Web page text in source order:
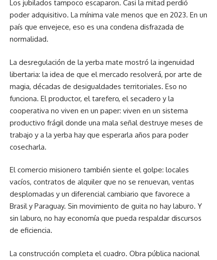
Los jubilados tampoco escaparon. Casi la mitad perdió
poder adquisitivo. La mínima vale menos que en 2023. En un
país que envejece, eso es una condena disfrazada de
normalidad.
La desregulación de la yerba mate mostró la ingenuidad
libertaria: la idea de que el mercado resolverá, por arte de
magia, décadas de desigualdades territoriales. Eso no
funciona. El productor, el tarefero, el secadero y la
cooperativa no viven en un paper: viven en un sistema
productivo frágil donde una mala señal destruye meses de
trabajo y a la yerba hay que esperarla años para poder
cosecharla.
El comercio misionero también siente el golpe: locales
vacíos, contratos de alquiler que no se renuevan, ventas
desplomadas y un diferencial cambiario que favorece a
Brasil y Paraguay. Sin movimiento de guita no hay laburo. Y
sin laburo, no hay economía que pueda respaldar discursos
de eficiencia.
La construcción completa el cuadro. Obra pública nacional